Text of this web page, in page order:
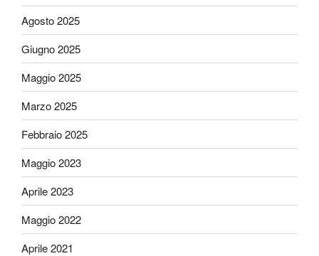
Agosto 2025
Giugno 2025
Maggio 2025
Marzo 2025
Febbraio 2025
Maggio 2023
Aprile 2023
Maggio 2022
Aprile 2021